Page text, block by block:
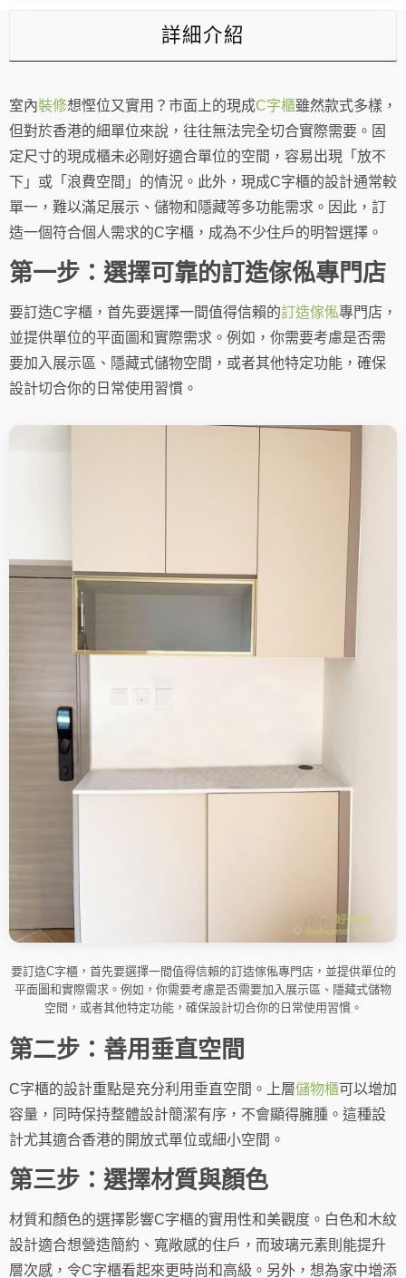
詳細介紹
室內裝修想慳位又實用？市面上的現成C字櫃雖然款式多樣，
但對於香港的細單位來說，往往無法完全切合實際需要。固
定尺寸的現成櫃未必剛好適合單位的空間，容易出現「放不
下」或「浪費空間」的情況。此外，現成C字櫃的設計通常較
單一，難以滿足展示、儲物和隱藏等多功能需求。因此，訂
造一個符合個人需求的C字櫃，成為不少住戶的明智選擇。
第一步：選擇可靠的訂造傢俬專門店
要訂造C字櫃，首先要選擇一間值得信賴的訂造傢俬專門店，
並提供單位的平面圖和實際需求。例如，你需要考慮是否需
要加入展示區、隱藏式儲物空間，或者其他特定功能，確保
設計切合你的日常使用習慣。
要訂造C字櫃，首先要選擇一間值得信賴的訂造傢俬專門店，並提供單位的
平面圖和實際需求。例如，你需要考慮是否需要加入展示區、隱藏式儲物
空間，或者其他特定功能，確保設計切合你的日常使用習慣。
第二步：善用垂直空間
C字櫃的設計重點是充分利用垂直空間。上層儲物櫃可以增加
容量，同時保持整體設計簡潔有序，不會顯得臃腫。這種設
計尤其適合香港的開放式單位或細小空間。
第三步：選擇材質與顏色
材質和顏色的選擇影響C字櫃的實用性和美觀度。白色和木紋
設計適合想營造簡約、寬敞感的住戶，而玻璃元素則能提升
層次感，令C字櫃看起來更時尚和高級。另外，想為家中增添